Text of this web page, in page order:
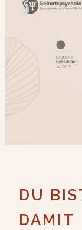
DU
DAMIT